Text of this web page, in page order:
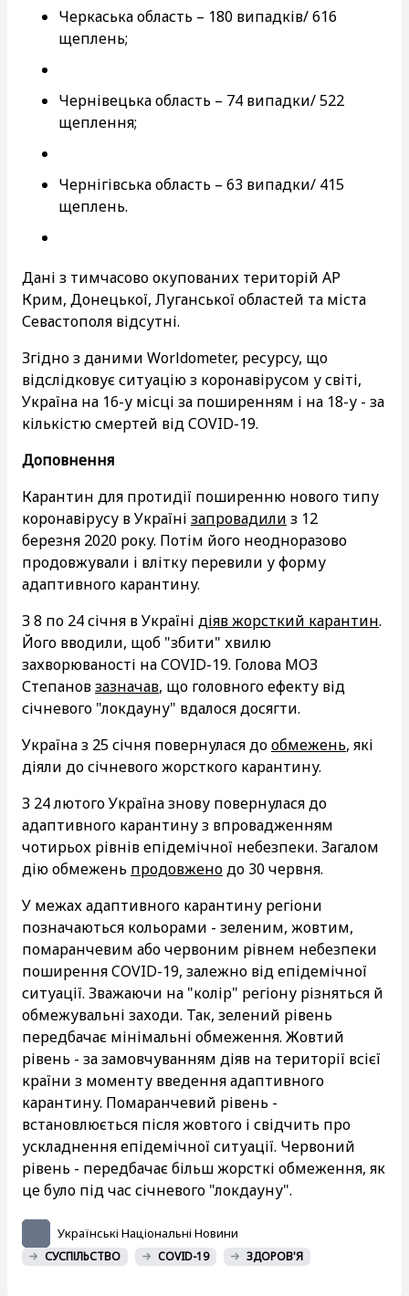
Черкаська область – 180 випадків/ 616
щеплень;
Чернівецька область – 74 випадки/ 522
щеплення;
Чернігівська область – 63 випадки/ 415
щеплень.
Дані з тимчасово окупованих територій АР
Крим, Донецької, Луганської областей та міста
Севастополя відсутні.
Згідно з даними Worldometer, ресурсу, що
відслідковує ситуацію з коронавірусом у світі,
Україна на 16-у місці за поширенням і на 18-у - за
кількістю смертей від COVID-19.
Доповнення
Карантин для протидії поширенню нового типу
коронавірусу в Україні запровадили з 12
березня 2020 року. Потім його неодноразово
продовжували і влітку перевили у форму
адаптивного карантину.
З 8 по 24 січня в Україні діяв жорсткий карантин.
Його вводили, щоб "збити" хвилю
захворюваності на COVID-19. Голова МОЗ
Степановзазначав, що головного ефекту від
січневого "локдауну" вдалося досягти.
Україна з 25 січня повернулася дообмежень, які
діяли до січневого жорсткого карантину.
З 24 лютого Україна знову повернулася до
адаптивного карантину з впровадженням
чотирьох рівнів епідемічної небезпеки. Загалом
дію обмежень продовженодо 30 червня.
У межах адаптивного карантину регіони
позначаються кольорами - зеленим, жовтим,
помаранчевим або червоним рівнем небезпеки
поширення COVID-19, залежно від епідемічної
ситуації. Зважаючи на "колір" регіону різняться й
обмежувальні заходи. Так, зелений рівень
передбачає мінімальні обмеження. Жовтий
рівень - за замовчуванням діяв на території всієї
країни з моменту введення адаптивного
карантину. Помаранчевий рівень -
встановлюється після жовтого і свідчить про
ускладнення епідемічної ситуації. Червоний
рівень - передбачає більш жорсткі обмеження, як
це було під час січневого "локдауну".
Українські Національні Новини
СУСПІЛЬСТВО COVID-19 ЗДОРОВ'Я